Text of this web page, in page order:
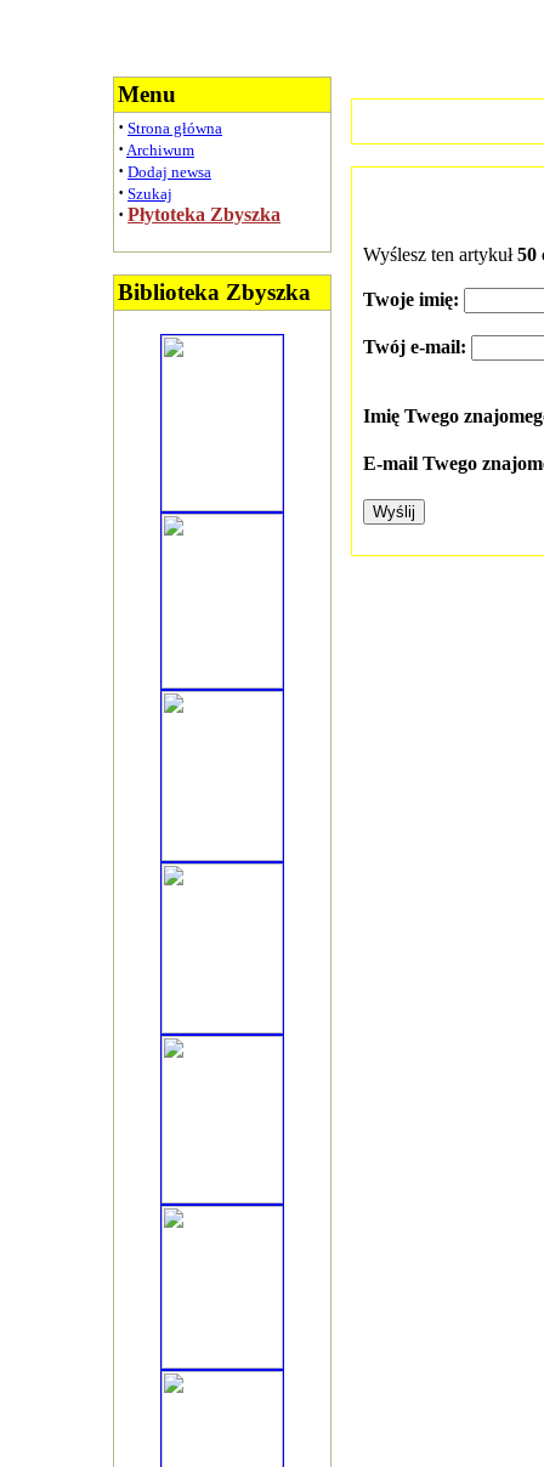
Menu
· Strona główna
· Archiwum
· Dodaj newsa
· Szukaj
· Płytoteka Zbyszka
Biblioteka Zbyszka
Wyślesz ten artykuł50
Twoje imię:
Twój e-mail:
Imię Twego
E-mail Twego